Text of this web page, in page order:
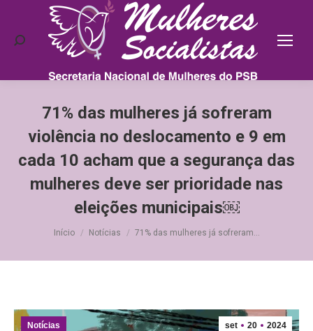
Search:
71% das mulheres já sofreram
violência no deslocamento e 9 em
cada 10 acham que a segurança das
mulheres deve ser prioridade nas
eleições municipais￼
Você está aqui:
Início Notícias 71% das mulheres já sofreram…
set 20 2024
Notícias